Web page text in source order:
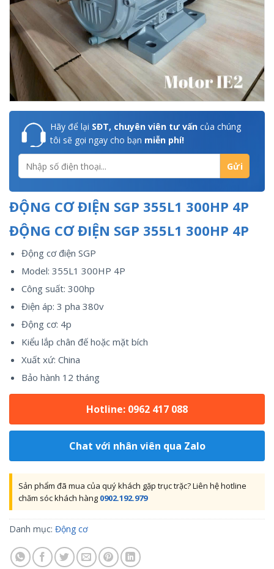
Hãy để lại SĐT, chuyên viên tư vấn của chúng
tôi sẽ gọi ngay cho bạn miễn phí!
ĐỘNG CƠ ĐIỆN SGP 355L1 300HP 4P
ĐỘNG CƠ ĐIỆN SGP 355L1 300HP 4P
Động cơ điện SGP
Model: 355L1 300HP 4P
Công suất: 300hp
Điện áp: 3 pha 380v
Động cơ: 4p
Kiểu lắp chân đế hoặc mặt bích
Xuất xứ: China
Bảo hành 12 tháng
Hotline: 0962 417 088
Chat với nhân viên qua Zalo
Sản phẩm đã mua của quý khách gặp trục trặc? Liên hệ hotline
chăm sóc khách hàng 0902.192.979
Danh mục: Động cơ